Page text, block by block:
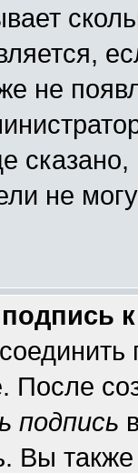
не
не
подпись
подпись
Вы